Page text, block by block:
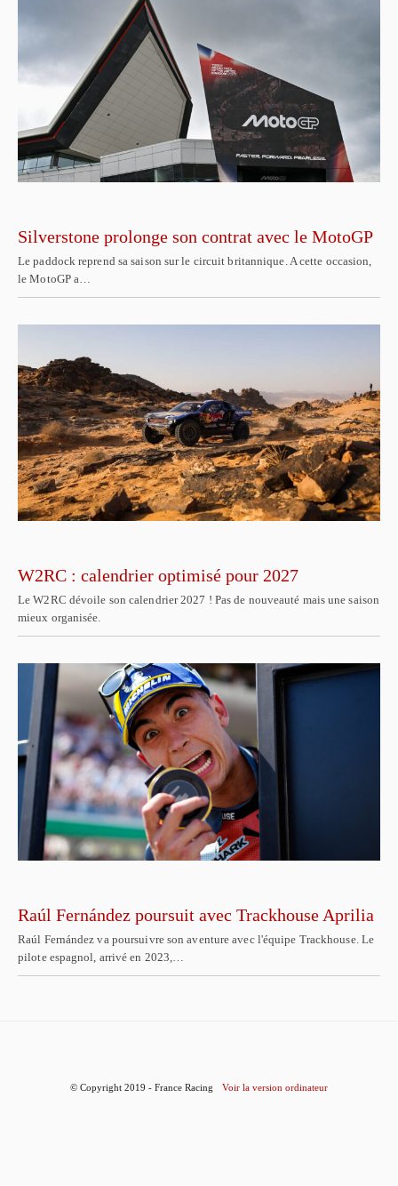
Silverstone prolonge son contrat avec le MotoGP
Le paddock reprend sa saison sur le circuit britannique. A cette occasion,
le MotoGP a…
W2RC : calendrier optimisé pour 2027
Le W2RC dévoile son calendrier 2027 ! Pas de nouveauté mais une saison
mieux organisée.
Raúl Fernández poursuit avec Trackhouse Aprilia
Raúl Fernández va poursuivre son aventure avec l'équipe Trackhouse. Le
pilote espagnol, arrivé en 2023,…
© Copyright 2019 - France Racing Voir la version ordinateur